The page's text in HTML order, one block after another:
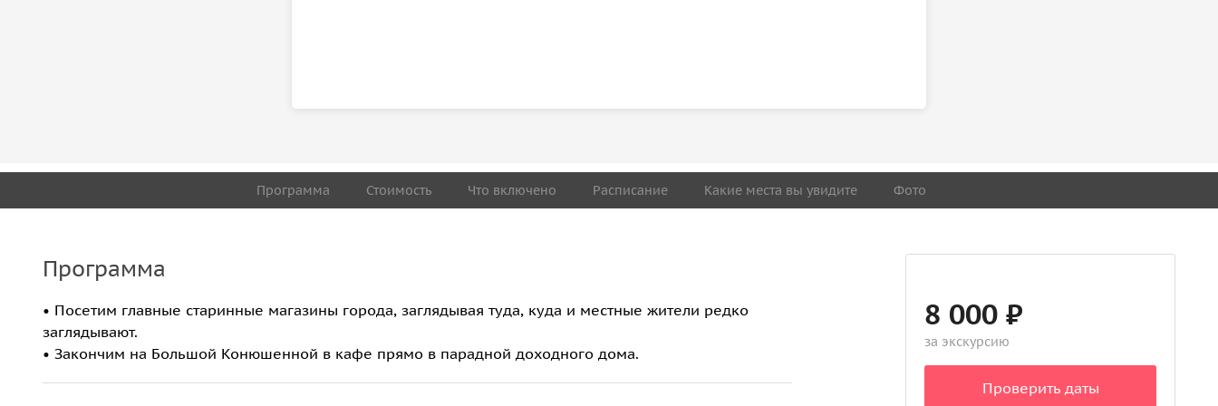
Программа Стоимость Что включено Расписание Какие места вы увидите Фото
Программа
• Посетим главные старинные магазины города, заглядывая туда, куда и местные жители редко
заглядывают.
• Закончим на Большой Конюшенной в кафе прямо в парадной доходного дома.
8 000 ₽
за экскурсию
Проверить даты